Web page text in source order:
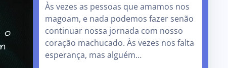
Às vezes as pessoas que amamos nos
magoam, e nada podemos fazer senão
continuar nossa jornada com nosso
coração machucado. Às vezes nos falta
esperança, mas alguém…